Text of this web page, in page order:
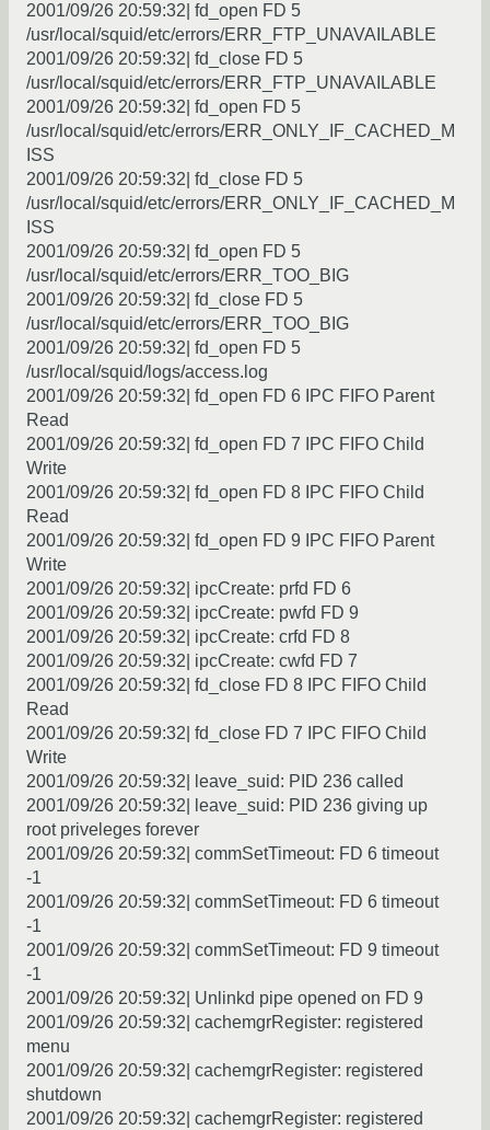
2001/09/26 20:59:32| fd_open FD 5
/usr/local/squid/etc/errors/ERR_FTP_UNAVAILABLE
2001/09/26 20:59:32| fd_close FD 5
/usr/local/squid/etc/errors/ERR_FTP_UNAVAILABLE
2001/09/26 20:59:32| fd_open FD 5
/usr/local/squid/etc/errors/ERR_ONLY_IF_CACHED_M
ISS
2001/09/26 20:59:32| fd_close FD 5
/usr/local/squid/etc/errors/ERR_ONLY_IF_CACHED_M
ISS
2001/09/26 20:59:32| fd_open FD 5
/usr/local/squid/etc/errors/ERR_TOO_BIG
2001/09/26 20:59:32| fd_close FD 5
/usr/local/squid/etc/errors/ERR_TOO_BIG
2001/09/26 20:59:32| fd_open FD 5
/usr/local/squid/logs/access.log
2001/09/26 20:59:32| fd_open FD 6 IPC FIFO Parent
Read
2001/09/26 20:59:32| fd_open FD 7 IPC FIFO Child
Write
2001/09/26 20:59:32| fd_open FD 8 IPC FIFO Child
Read
2001/09/26 20:59:32| fd_open FD 9 IPC FIFO Parent
Write
2001/09/26 20:59:32| ipcCreate: prfd FD 6
2001/09/26 20:59:32| ipcCreate: pwfd FD 9
2001/09/26 20:59:32| ipcCreate: crfd FD 8
2001/09/26 20:59:32| ipcCreate: cwfd FD 7
2001/09/26 20:59:32| fd_close FD 8 IPC FIFO Child
Read
2001/09/26 20:59:32| fd_close FD 7 IPC FIFO Child
Write
2001/09/26 20:59:32| leave_suid: PID 236 called
2001/09/26 20:59:32| leave_suid: PID 236 giving up
root priveleges forever
2001/09/26 20:59:32| commSetTimeout: FD 6 timeout
-1
2001/09/26 20:59:32| commSetTimeout: FD 6 timeout
-1
2001/09/26 20:59:32| commSetTimeout: FD 9 timeout
-1
2001/09/26 20:59:32| Unlinkd pipe opened on FD 9
2001/09/26 20:59:32| cachemgrRegister: registered
menu
2001/09/26 20:59:32| cachemgrRegister: registered
shutdown
2001/09/26 20:59:32| cachemgrRegister: registered